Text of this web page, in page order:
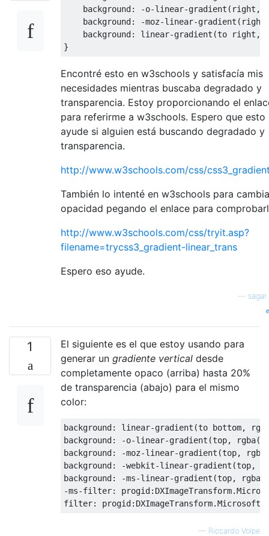
    background
: -o-linear-gradient ( right ,
    background
: -moz-linear-gradient ( right
    background
: linear-gradient (to right ,
}
Encontré esto en w3schools y satisfacía mis
necesidades mientras buscaba degradado y
transparencia. Estoy proporcionando el
para referirme a w3schools. Espero que esto
ayude si alguien está buscando degradado y
transparencia.
http://www.w3schools.com/css/
También lo intenté en w3schools para
opacidad pegando el enlace para
http://www.w3schools.com/css/tryit.asp?
filename=trycss3_gradient-linear_trans
Espero eso ayude.
1
El siguiente es el que estoy usando para
generar un gradiente vertical desde
completamente opaco (arriba) hasta 20%
de transparencia (abajo) para el mismo
color:
background: linear-gradient (to bottom,
background: -o-linear-gradient (top, rgba(
background: -moz-linear-gradient (top, rgba
background: -webkit-linear-gradient (top,
background: -ms-linear-gradient (top, rgba
-ms-filter: progid: DXImageTransform.
filter: progid: DXImageTransform.Microsoft
— Riccardo Volpe